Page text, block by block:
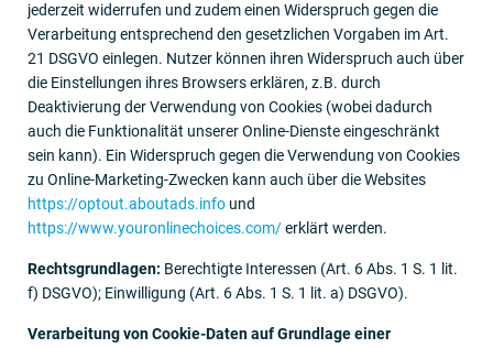
jederzeit widerrufen und zudem einen Widerspruch gegen die
Verarbeitung entsprechend den gesetzlichen Vorgaben im Art.
21 DSGVO einlegen. Nutzer können ihren Widerspruch auch über
die Einstellungen ihres Browsers erklären, z.B. durch
Deaktivierung der Verwendung von Cookies (wobei dadurch
auch die Funktionalität unserer Online-Dienste eingeschränkt
sein kann). Ein Widerspruch gegen die Verwendung von Cookies
zu Online-Marketing-Zwecken kann auch über die Websites
https://optout.aboutads.info und
https://www.youronlinechoices.com/erklärt werden.
Rechtsgrundlagen: Berechtigte Interessen (Art. 6 Abs. 1 S. 1 lit.
f) DSGVO); Einwilligung (Art. 6 Abs. 1 S. 1 lit. a) DSGVO).
Verarbeitung von Cookie-Daten auf Grundlage einer